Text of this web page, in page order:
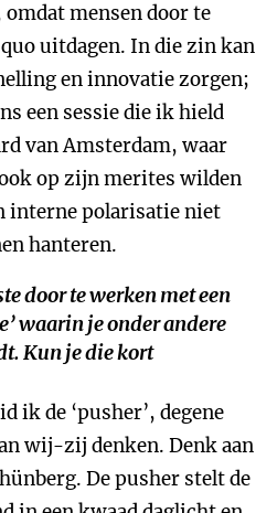
mensen door te
uitdagen. In die zin kan
en innovatie zorgen;
een sessie die ik hield
van Amsterdam, waar
op zijn merites wilden
interne polarisatie niet
hanteren.
door te werken met een
waarin je onder andere
Kun je die kort
ik de ‘pusher’, degene
wij-zij denken. Denk aan
De pusher stelt de